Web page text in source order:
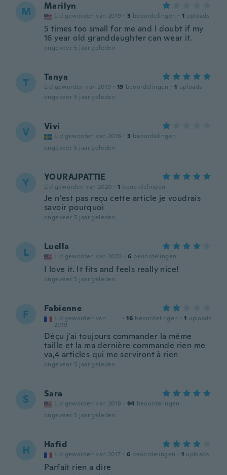
M Marilyn
Lid geworden van 2019 · 3 beoordelingen · 1 uploads
5 times too small for me and I doubt if my
16 year old granddaughter can wear it.
ongeveer 5 jaar geleden
T Tanya
Lid geworden van 2019 · 19 beoordelingen · 1 uploads
ongeveer 5 jaar geleden
V Vivi
Lid geworden van 2016 · 3 beoordelingen
ongeveer 5 jaar geleden
Y YOURAJPATTIE
Lid geworden van 2020 · 1 beoordelingen
Je n’est pas reçu cette article je voudrais
savoir pourquoi
ongeveer 5 jaar geleden
L Luella
Lid geworden van 2020 · 6 beoordelingen
I love it. It fits and feels really nice!
ongeveer 5 jaar geleden
F Fabienne
Lid geworden van
2019
· 16 beoordelingen · 1 uploads
Déçu j'ai toujours commander la même
taille et la ma dernière commande rien me
va,4 articles qui me serviront à rien
ongeveer 5 jaar geleden
S Sara
Lid geworden van 2018 · 94 beoordelingen
ongeveer 5 jaar geleden
H Hafid
Lid geworden van 2017 · 6 beoordelingen · 1 uploads
Parfait rien a dire